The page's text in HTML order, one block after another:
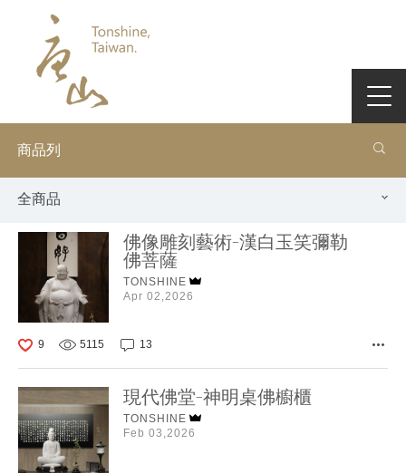
商品列
全商品
佛像雕刻藝術-漢白玉笑彌勒
佛菩薩
TONSHINE
Apr 02,2026
9 5115 13
現代佛堂-神明桌佛櫥櫃
TONSHINE
Feb 03,2026